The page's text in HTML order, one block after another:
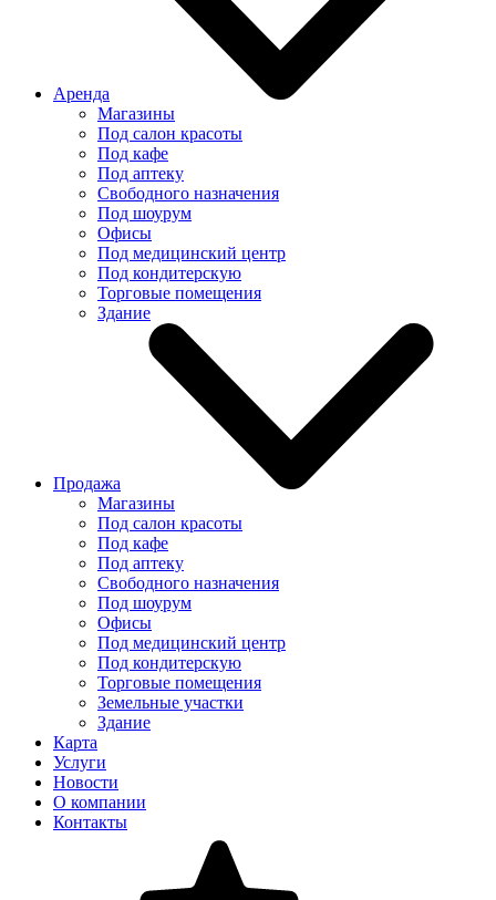
Аренда
Магазины
Под салон красоты
Под кафе
Под аптеку
Свободного назначения
Под шоурум
Офисы
Под медицинский центр
Под кондитерскую
Торговые помещения
Здание
Продажа
Магазины
Под салон красоты
Под кафе
Под аптеку
Свободного назначения
Под шоурум
Офисы
Под медицинский центр
Под кондитерскую
Торговые помещения
Земельные участки
Здание
Карта
Услуги
Новости
О компании
Контакты